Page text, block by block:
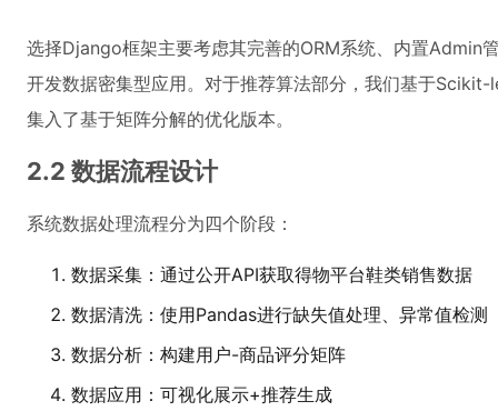
选择Django框架主要考虑其完善的ORM系统、内置Admin
开发数据密集型应用。对于推荐算法部分，我们基于
集入了基于矩阵分解的优化版本。
2.2 数据流程设计
系统数据处理流程分为四个阶段：
数据采集：通过公开API获取得物平台鞋类销售数据
数据清洗：使用Pandas进行缺失值处理、异常值检测
数据分析：构建用户-商品评分矩阵
数据应用：可视化展示+推荐生成